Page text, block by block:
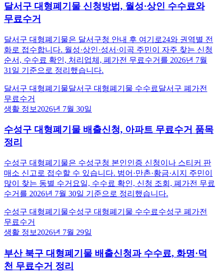
달서구 대형폐기물 신청방법, 월성·상인 수수료와
무료수거
달서구 대형폐기물은 달서구청 안내 후 여기로24와 권역별 전
화로 접수합니다. 월성·상인·성서·이곡 주민이 자주 찾는 신청
순서, 수수료 확인, 처리업체, 폐가전 무료수거를 2026년 7월
31일 기준으로 정리했습니다.
달서구 대형폐기물달서구 대형폐기물 수수료달서구 폐가전
무료수거
생활 정보 2026년 7월 30일
수성구 대형폐기물 배출신청, 아파트 무료수거 품목
정리
수성구 대형폐기물은 수성구청 본인인증 신청이나 스티커 판
매소 신고로 접수할 수 있습니다. 범어·만촌·황금·시지 주민이
많이 찾는 동별 수거요일, 수수료 확인, 신청 조회, 폐가전 무료
수거를 2026년 7월 30일 기준으로 정리했습니다.
수성구 대형폐기물수성구 대형폐기물 수수료수성구 폐가전
무료수거
생활 정보 2026년 7월 29일
부산 북구 대형폐기물 배출신청과 수수료, 화명·덕
천 무료수거 정리